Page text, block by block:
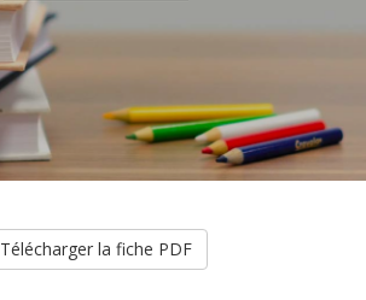
Télécharger la fiche PDF